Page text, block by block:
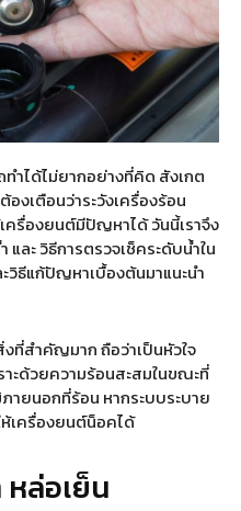
ทำได้ไม่ยากอย่างที่คิด สังเกต
งเตือนว่าระวังเครื่องร้อน
รื่องยนต์มีปัญหาได้ วันนี้เราจึง
และ วิธีการตรวจเช็คระดับน้ำใน
วิธีแก้ปัญหาเบื้องต้นมาแนะนำ
ที่สำคัญมาก ถือว่าเป็นหัวใจ
ะด้วยความร้อนสะสมในขณะที่
ยนอกที่ร้อน หากระบบระบาย
เครื่องยนต์น็อคได้
ล่อเย็น